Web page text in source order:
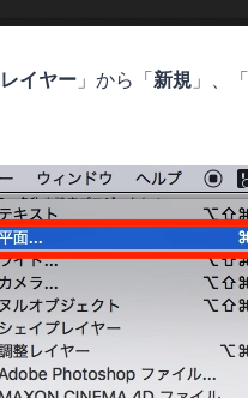
レイヤー 」から「新規 」、「